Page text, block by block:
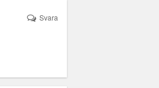
Svara